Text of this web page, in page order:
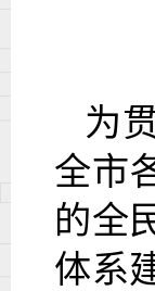
为
全市
的全
体系